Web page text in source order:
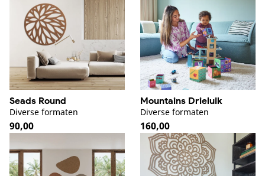
Seads Round
Diverse formaten
Normale
90,00
Mountains Drieluik
Diverse formaten
Normale
prijs
160,00